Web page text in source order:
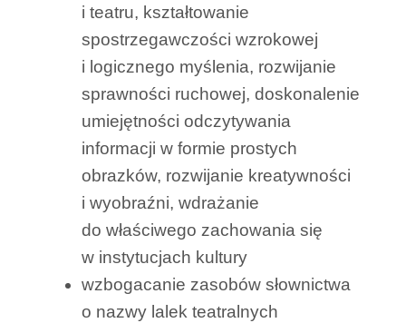
i teatru, kształtowanie
spostrzegawczości wzrokowej
i logicznego myślenia, rozwijanie
sprawności ruchowej, doskonalenie
umiejętności odczytywania
informacji w formie prostych
obrazków, rozwijanie kreatywności
i wyobraźni, wdrażanie
do właściwego zachowania się
w instytucjach kultury
wzbogacanie zasobów słownictwa
o nazwy lalek teatralnych